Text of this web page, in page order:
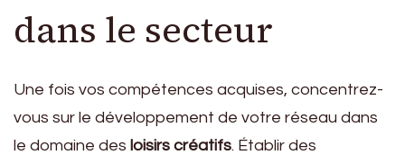
dans le secteur
Une fois vos compétences acquises, concentrez-
vous sur le développement de votre réseau dans
le domaine des loisirs créatifs. Établir des